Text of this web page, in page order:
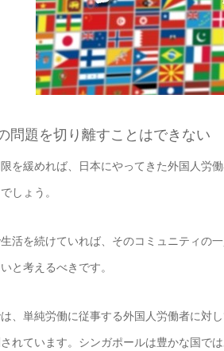
問題を切り離すことはできない
を緩めれば、日本にやってきた外国人労
しょう。
活を続けていれば、そのコミュニティの
と考えるべきです。
、単純労働に従事する外国人労働者に対
れています。シンガポールは豊かな国で